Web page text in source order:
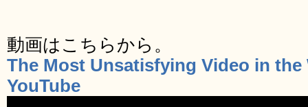
動画はこちらから。
The Most Unsatisfying Video in the
YouTube